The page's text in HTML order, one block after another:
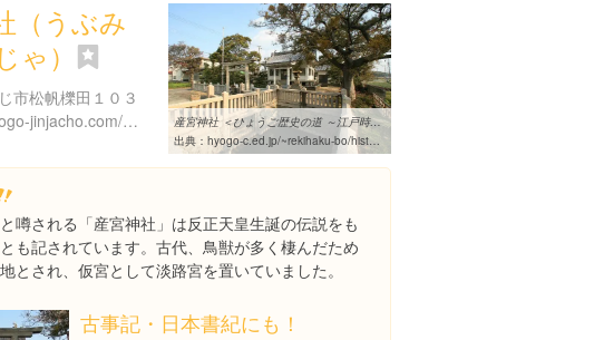
（うぶみ
ゃ）
市松帆櫟田１０３
http://www.hyogo-jinjacho.com/data/6329089.html
産宮神社 ＜ひょうご歴史の道 ～江戸時代の旅と名所～＞
出典： hyogo-c.ed.jp/~rekihaku-bo/historystation/trip/html/129/129.html
噂される「産宮神社」は反正天皇生誕の伝説をも
も記されています。古代、鳥獣が多く棲んだため
とされ、仮宮として淡路宮を置いていました。
古事記・日本書紀にも！